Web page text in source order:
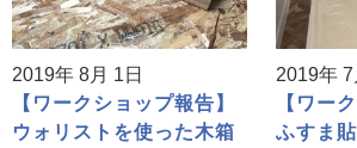
2019年 8月 1日
【ワークショップ報告】
ウォリストを使った木箱
2019年 7
【ワー
ふすま